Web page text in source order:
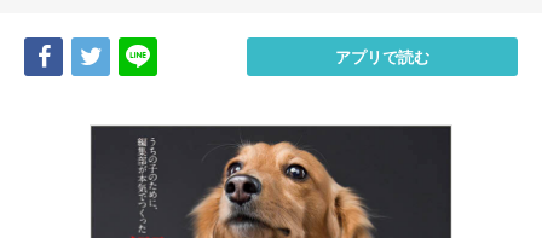
Share Tweet アプリで読む